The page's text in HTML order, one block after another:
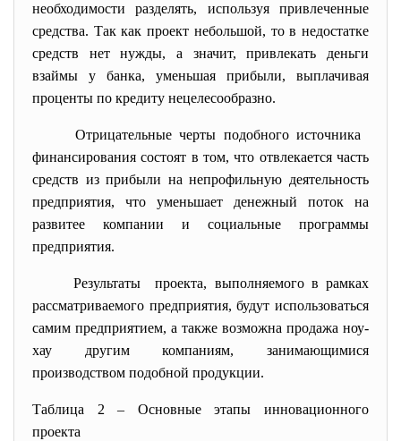
необходимости разделять, используя привлеченные
средства. Так как проект небольшой, то в недостатке
средств нет нужды, а значит, привлекать деньги
взаймы у банка, уменьшая прибыли, выплачивая
проценты по кредиту нецелесообразно.
Отрицательные черты подобного источника
финансирования состоят в том, что отвлекается часть
средств из прибыли на непрофильную деятельность
предприятия, что уменьшает денежный поток на
развитее компании и социальные программы
предприятия.
Результаты проекта, выполняемого в рамках
рассматриваемого предприятия, будут использоваться
самим предприятием, а также возможна продажа ноу-
хау другим компаниям, занимающимися
производством подобной продукции.
Таблица 2 – Основные этапы инновационного
проекта